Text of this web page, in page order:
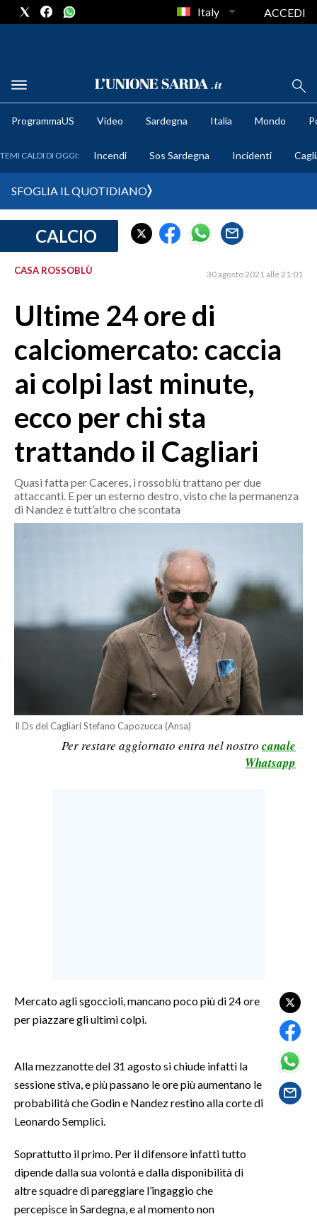
METEO
CRONACA SARDEGNA
MEDIO CAMPIDANO
ORISTANO E PROVINCIA
GALLURA
OGLIASTRA
AGENDA
CRONACA
ITALIA
SERVIZI ALLE IMPRESE
SPORT IN SARDEGNA
GOSSIP
SARDEGNA TURISMO
SARDI NEL MONDO
EVENTI
#CARAUNIONE
Italy ACCEDI
ProgrammaUS Video Sardegna Italia Mondo
TEMI CALDI DI OGGI: Incendi Sos Sardegna Incidenti
SFOGLIA IL QUOTIDIANO
CALCIO
CASA ROSSOBLÙ 30 agosto 2021 alle 21:01
Ultime 24 ore di
calciomercato: caccia
ai colpi last minute,
ecco per chi sta
trattando il Cagliari
Quasi fatta per Caceres, i rossoblù trattano per due
attaccanti. E per un esterno destro, visto che la permanenza
di Nandez è tutt’altro che scontata
Il Ds del Cagliari Stefano Capozucca (Ansa)
Per restare aggiornato entra nel nostro canale
Whatsapp
Mercato agli sgoccioli, mancano poco più di 24 ore
per piazzare gli ultimi colpi.
Alla mezzanotte del 31 agosto si chiude infatti la
sessione stiva, e più passano le ore più aumentano le
probabilità che Godin e Nandez restino alla corte di
Leonardo Semplici.
Soprattutto il primo. Per il difensore infatti tutto
dipende dalla sua volontà e dalla disponibilità di
altre squadre di pareggiare l’ingaggio che
percepisce in Sardegna, e al momento non